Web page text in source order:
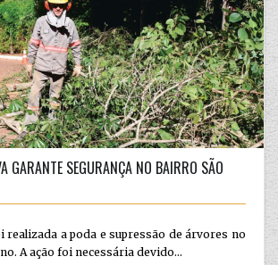
GARANTE SEGURANÇA NO BAIRRO SÃO
realizada a poda e supressão de árvores no
A ação foi necessária devido...